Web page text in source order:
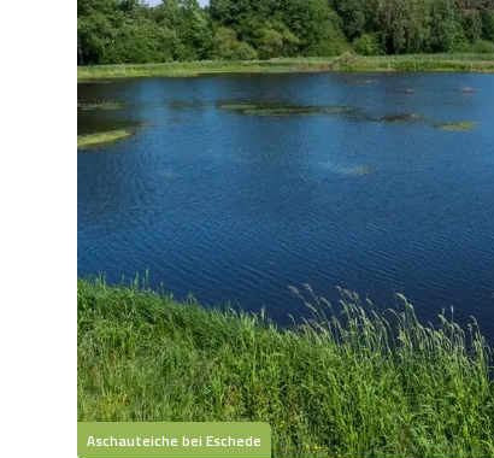
Aschauteiche bei Eschede